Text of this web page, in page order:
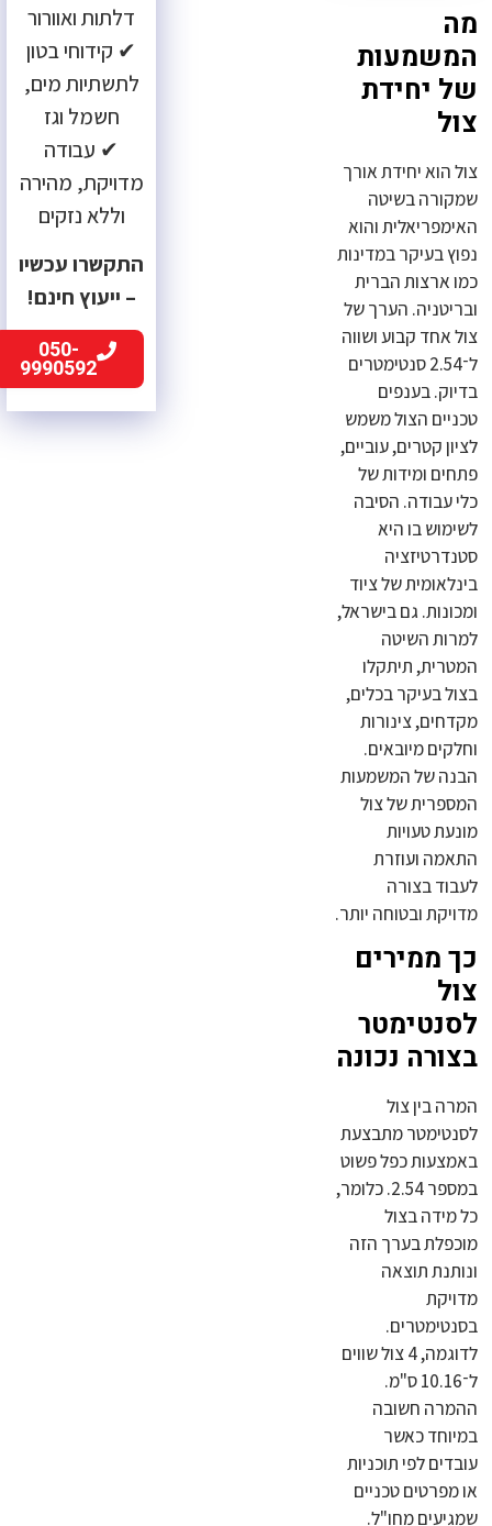
מה
המשמעות
של יחידת
צול
צול הוא יחידת אורך
שמקורה בשיטה
האימפריאלית והוא
נפוץ בעיקר במדינות
כמו ארצות הברית
ובריטניה. הערך של
צול אחד קבוע ושווה
ל־2.54 סנטימטרים
בדיוק. בענפים
טכניים הצול משמש
לציון קטרים, עוביים,
פתחים ומידות של
כלי עבודה. הסיבה
לשימוש בו היא
סטנדרטיזציה
בינלאומית של ציוד
ומכונות. גם בישראל,
למרות השיטה
המטרית, תיתקלו
בצול בעיקר בכלים,
מקדחים, צינורות
וחלקים מיובאים.
הבנה של המשמעות
המספרית של צול
מונעת טעויות
התאמה ועוזרת
לעבוד בצורה
מדויקת ובטוחה יותר.
כך ממירים
צול
לסנטימטר
בצורה נכונה
המרה בין צול
לסנטימטר מתבצעת
באמצעות כפל פשוט
במספר 2.54. כלומר,
כל מידה בצול
מוכפלת בערך הזה
ונותנת תוצאה
מדויקת
בסנטימטרים.
לדוגמה, 4 צול שווים
ל־10.16 ס"מ.
ההמרה חשובה
במיוחד כאשר
עובדים לפי תוכניות
או מפרטים טכניים
שמגיעים מחו"ל.
דלתות ואוורור
✔ קידוחי בטון
לתשתיות מים,
חשמל וגז
✔ עבודה
מדויקת, מהירה
וללא נזקים
התקשרו עכשיו
– ייעוץ חינם!
050-
9990592